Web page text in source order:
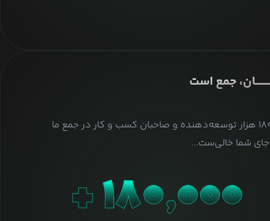
جمع است
بیش از ۱۸۰ هزار توسعه‌دهنده و صاحبان کسب و کار در جمع ما
شما خالی‌ست...